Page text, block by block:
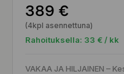
389 €
(4kpl asennettuna)
Rahoituksella: 33 € / kk
VAKAA JA HILJAINEN –